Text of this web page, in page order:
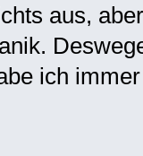
aus,
ich